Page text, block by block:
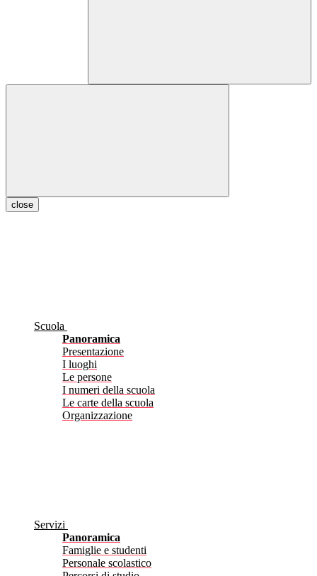
close
Scuola
Panoramica
Presentazione
I luoghi
Le persone
I numeri della scuola
Le carte della scuola
Organizzazione
Servizi
Panoramica
Famiglie e studenti
Personale scolastico